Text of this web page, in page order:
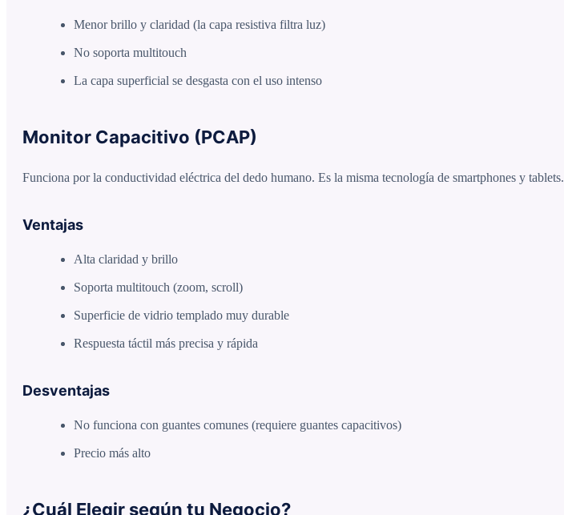
Menor brillo y claridad (la capa resistiva filtra luz)
No soporta multitouch
La capa superficial se desgasta con el uso intenso
Monitor Capacitivo (PCAP)
Funciona por la conductividad eléctrica del dedo humano. Es la misma tecnología de smartphones y tablets.
Ventajas
Alta claridad y brillo
Soporta multitouch (zoom, scroll)
Superficie de vidrio templado muy durable
Respuesta táctil más precisa y rápida
Desventajas
No funciona con guantes comunes (requiere guantes capacitivos)
Precio más alto
¿Cuál Elegir según tu Negocio?